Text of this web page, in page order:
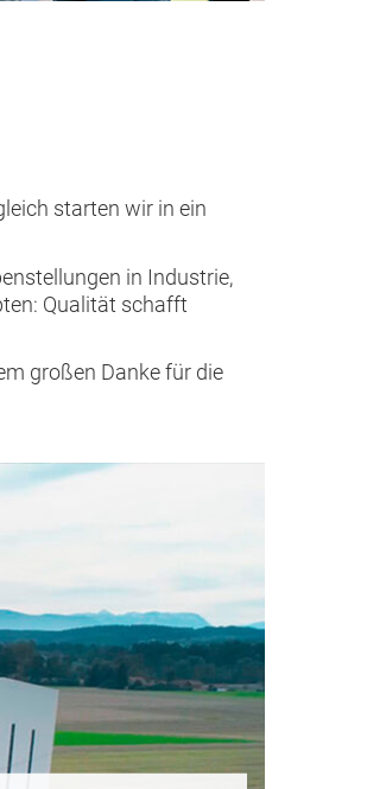
starten wir in ein
in Industrie,
Qualität schafft
großen Danke für die